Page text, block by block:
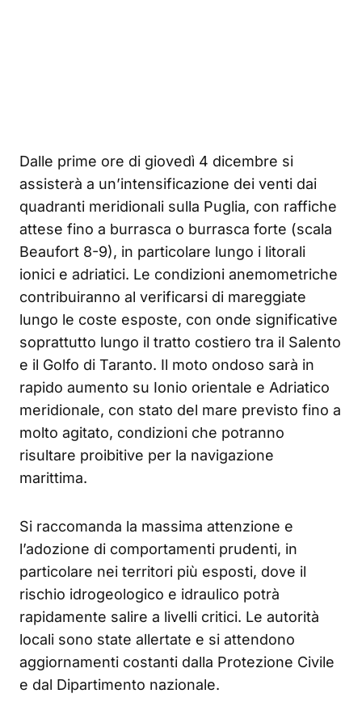
Dalle prime ore di giovedì 4 dicembre si
assisterà a un’intensificazione dei venti dai
quadranti meridionali sulla Puglia, con raffiche
attese fino a burrasca o burrasca forte (scala
Beaufort 8-9), in particolare lungo i litorali
ionici e adriatici. Le condizioni anemometriche
contribuiranno al verificarsi di mareggiate
lungo le coste esposte, con onde significative
soprattutto lungo il tratto costiero tra il Salento
e il Golfo di Taranto. Il moto ondoso sarà in
rapido aumento su Ionio orientale e Adriatico
meridionale, con stato del mare previsto fino a
molto agitato, condizioni che potranno
risultare proibitive per la navigazione
marittima.
Si raccomanda la massima attenzione e
l’adozione di comportamenti prudenti, in
particolare nei territori più esposti, dove il
rischio idrogeologico e idraulico potrà
rapidamente salire a livelli critici. Le autorità
locali sono state allertate e si attendono
aggiornamenti costanti dalla Protezione Civile
e dal Dipartimento nazionale.